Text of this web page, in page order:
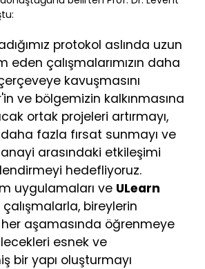
protokol aslında uzun
eden çalışmalarımızın daha
kavuşmasını
ve bölgemizin kalkınmasına
ortak projeleri artırmayı,
fazla fırsat sunmayı ve
arasındaki etkileşimi
hedefliyoruz.
uygulamaları ve ULearn
bireylerin
her aşamasında öğrenmeye
esnek ve
bir yapı oluşturmayı